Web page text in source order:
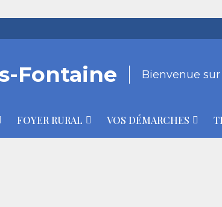
Bienvenue
Fontaine
FOYER RURAL VOS DÉMARCHES